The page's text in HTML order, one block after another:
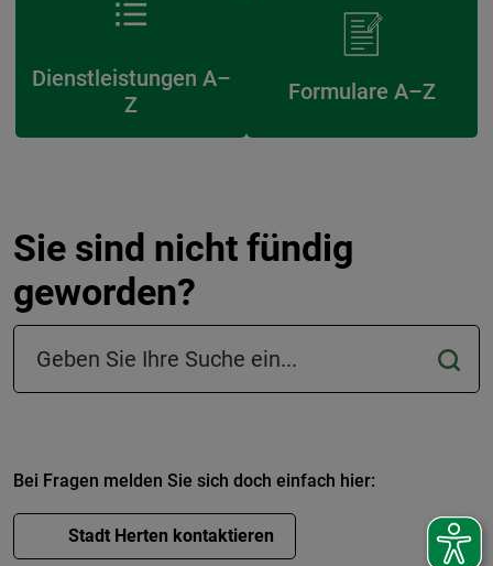
Dienstleistungen A–
Z
Formulare A–Z
Sie sind nicht fündig
geworden?
Suchfeld in der Fußzeile
Bei Fragen melden Sie sich doch einfach hier:
Stadt Herten kontaktieren